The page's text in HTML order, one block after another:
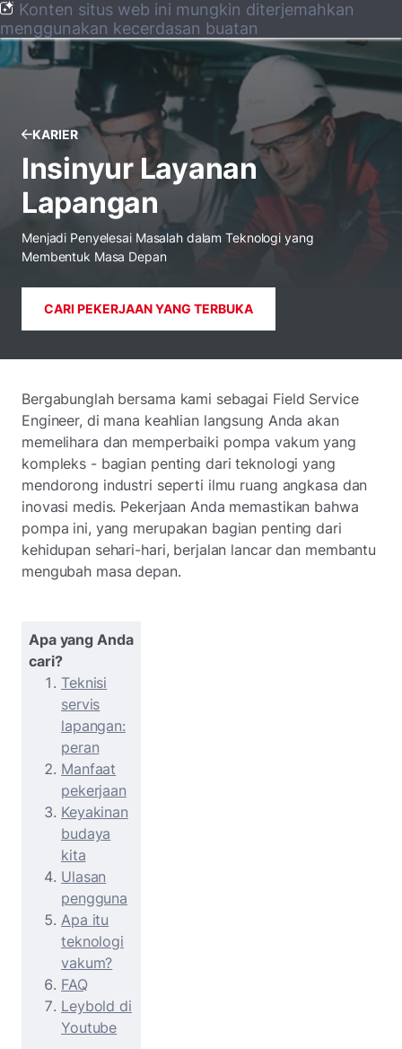
Konten situs web ini mungkin diterjemahkan
menggunakan kecerdasan buatan
KARIER
Insinyur Layanan
Lapangan
Menjadi Penyelesai Masalah dalam Teknologi yang
Membentuk Masa Depan
CARI PEKERJAAN YANG TERBUKA
Bergabunglah bersama kami sebagai Field Service
Engineer, di mana keahlian langsung Anda akan
memelihara dan memperbaiki pompa vakum yang
kompleks - bagian penting dari teknologi yang
mendorong industri seperti ilmu ruang angkasa dan
inovasi medis. Pekerjaan Anda memastikan bahwa
pompa ini, yang merupakan bagian penting dari
kehidupan sehari-hari, berjalan lancar dan membantu
mengubah masa depan.
Apa yang Anda
cari?
Teknisi
servis
lapangan:
peran
Manfaat
pekerjaan
Keyakinan
budaya
kita
Ulasan
pengguna
Apa itu
teknologi
vakum?
FAQ
Leybold di
Youtube